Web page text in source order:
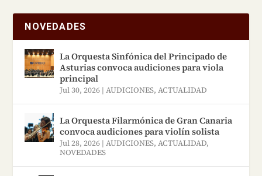
NOVEDADES
La Orquesta Sinfónica del Principado de
Asturias convoca audiciones para viola
principal
Jul 30, 2026 |AUDICIONES,ACTUALIDAD
La Orquesta Filarmónica de Gran Canaria
convoca audiciones para violín solista
Jul 28, 2026 |AUDICIONES,ACTUALIDAD,
NOVEDADES